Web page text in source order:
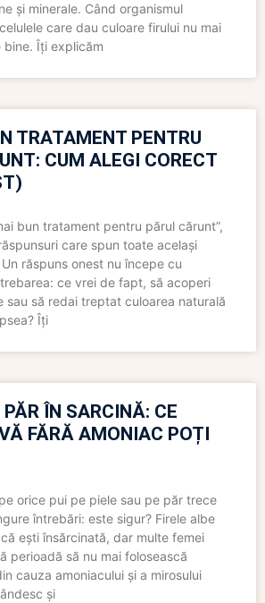
și minerale. Când organismul
care dau culoare firului nu mai
bine. Îți explicăm
TRATAMENT PENTRU
CUM ALEGI CORECT
bun tratament pentru părul cărunt”,
care spun toate același
Un răspuns onest nu începe cu
ce vrei de fapt, să acoperi
sau să redai treptat culoarea naturală
Îți
ÎN SARCINĂ: CE
FĂRĂ AMONIAC POȚI
orice pui pe piele sau pe păr trece
întrebări: este sigur? Firele albe
ești însărcinată, dar multe femei
perioadă să nu mai folosească
cauza amoniacului și a mirosului
și